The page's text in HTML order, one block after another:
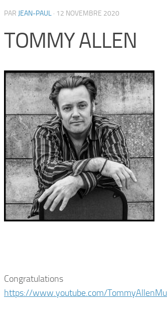
PAR JEAN-PAUL · 12 NOVEMBRE 2020
TOMMY ALLEN
Congratulations
https://www.youtube.com/